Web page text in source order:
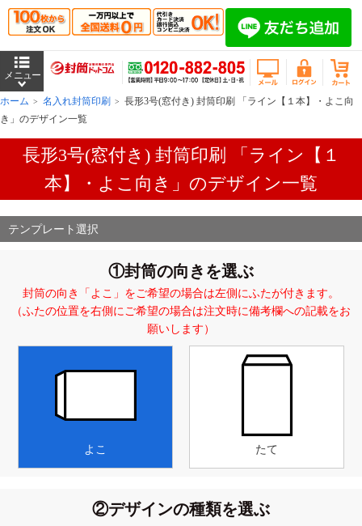
ホーム 名入れ封筒印刷
長形3号(窓付き) 封筒印刷 「ライン【１本】・よこ向
き」のデザイン一覧
長形3号(窓付き) 封筒印刷 「ライン【１
本】・よこ向き」のデザイン一覧
テンプレート選択
①封筒の向きを選ぶ
封筒の向き「よこ」をご希望の場合は左側にふたが付きます。
（ふたの位置を右側にご希望の場合は注文時に備考欄への記載をお
願いします）
よこ たて
②デザインの種類を選ぶ